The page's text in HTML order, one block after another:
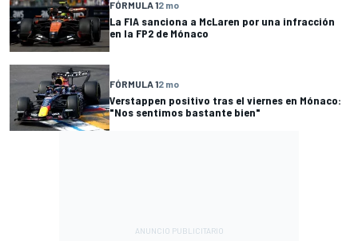
FÓRMULA 12 mo
La FIA sanciona a McLaren por una infracción
en la FP2 de Mónaco
FÓRMULA 12 mo
Verstappen positivo tras el viernes en Mónaco:
"Nos sentimos bastante bien"